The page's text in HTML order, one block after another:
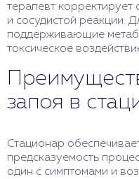
терапевт корректирует
и сосудистой реакции.
поддерживающие
токсическое
запоя в
Стационар
предсказуемость
один с симптомами и